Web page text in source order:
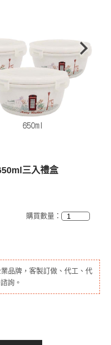
三入禮盒
購買數量：
品牌，客製訂做、代工、代
詢。